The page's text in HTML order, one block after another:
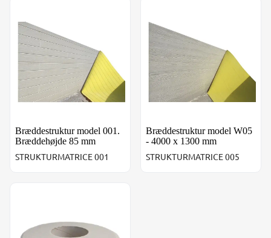
Bræddestruktur model 001.
Bræddehøjde 85 mm
STRUKTURMATRICE 001
Bræddestruktur model W05
- 4000 x 1300 mm
STRUKTURMATRICE 005